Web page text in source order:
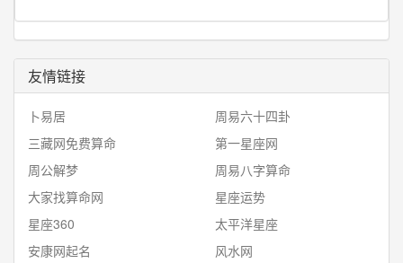
友情链接
卜易居
周易六十四卦
三藏网免费算命
第一星座网
周公解梦
周易八字算命
大家找算命网
星座运势
星座360
太平洋星座
安康网起名
风水网